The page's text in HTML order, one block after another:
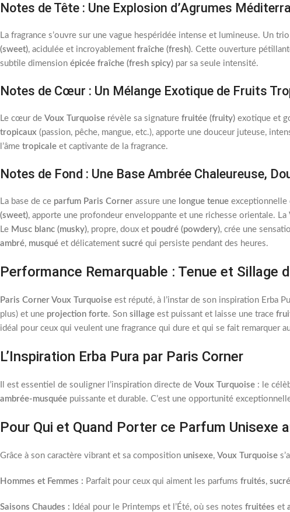
Notes de Tête : Une Explosion d’Agrumes
La fragrance s’ouvre sur une vague hespéridée intense et lumineuse. Un trio
(sweet), acidulée et incroyablement fraîche (fresh). Cette ouverture
subtile dimension épicée fraîche (fresh spicy) par sa seule intensité.
Notes de Cœur : Un Mélange Exotique de Fruits
Le cœur de Voux Turquoise révèle sa signature fruitée (fruity) exotique et
tropicaux (passion, pêche, mangue, etc.), apporte une douceur juteuse,
l’âme tropicale et captivante de la fragrance.
Notes de Fond : Une Base Ambrée Chaleureuse,
La base de ce parfum Paris Corner assure une longue tenue exceptionnelle
(sweet), apporte une profondeur enveloppante et une richesse orientale. La
Le Musc blanc (musky), propre, doux et poudré (powdery), crée une
ambré, musqué et délicatement sucré qui persiste pendant des heures.
Performance Remarquable : Tenue et Sillage
Paris Corner Voux Turquoise est réputé, à l’instar de son inspiration Erba
plus) et une projection forte. Son sillage est puissant et laisse une trace
idéal pour ceux qui veulent une fragrance qui dure et qui se fait remarquer
L’Inspiration Erba Pura par Paris Corner
Il est essentiel de souligner l’inspiration directe de Voux Turquoise : le
ambrée-musquée puissante et durable. C’est une opportunité
Pour Qui et Quand Porter ce Parfum Unisexe
Grâce à son caractère vibrant et sa composition unisexe, Voux Turquoise
Hommes et Femmes : Parfait pour ceux qui aiment les parfums fruités,
Saisons Chaudes : Idéal pour le Printemps et l’Été, où ses notes fruitées et